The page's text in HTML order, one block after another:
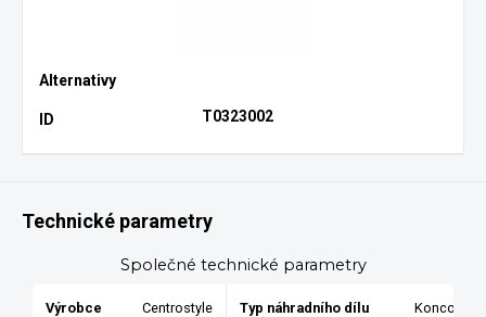
T0323002
Technické parametry
Společné technické parametry
Výrobce Centrostyle Typ náhradního dílu Koncovky